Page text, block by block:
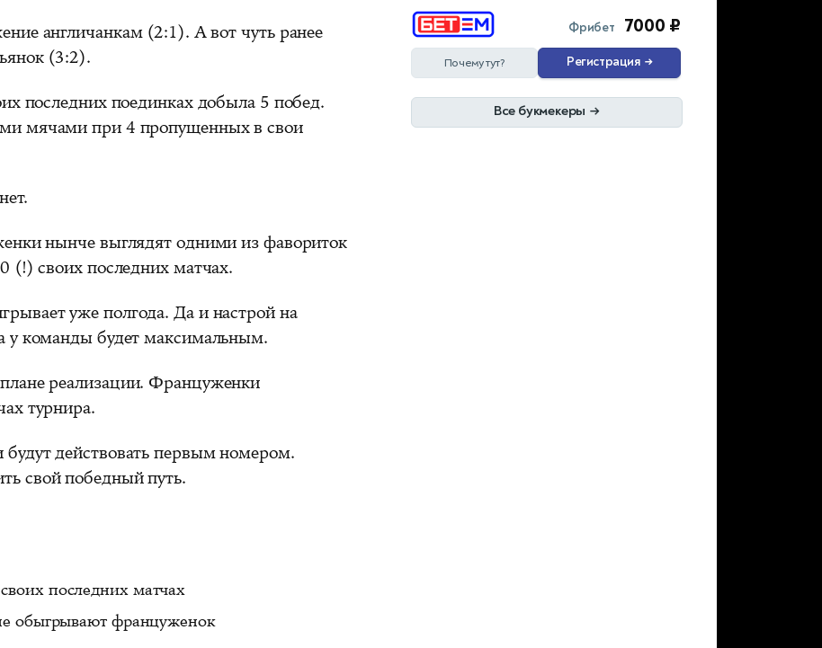
англичанкам (2:1). А вот чуть ранее
(3:2).
последних поединках добыла 5 побед.
мячами при 4 пропущенных в свои
нынче выглядят одними из фавориток
(!) своих последних матчах.
уже полгода. Да и настрой на
у команды будет максимальным.
реализации. Француженки
турнира.
будут действовать первым номером.
свой победный путь.
последних матчах
обыгрывают француженок
Фрибет 7000 ₽
Почему тут? Регистрация →
Все букмекеры →